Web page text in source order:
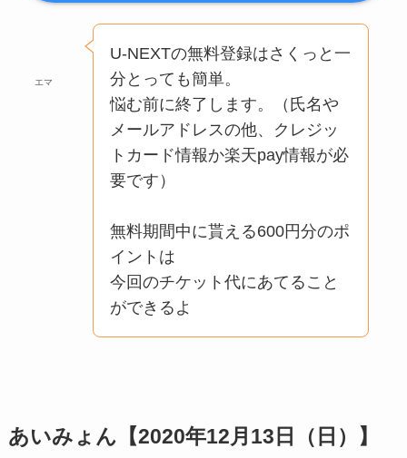
エマ
U-NEXTの無料登録はさくっと一
分とっても簡単。
悩む前に終了します。（氏名や
メールアドレスの他、クレジッ
トカード情報か楽天pay情報が必
要です）
無料期間中に貰える600円分のポ
イントは
今回のチケット代にあてること
ができるよ
あいみょん【2020年12月13日（日）】